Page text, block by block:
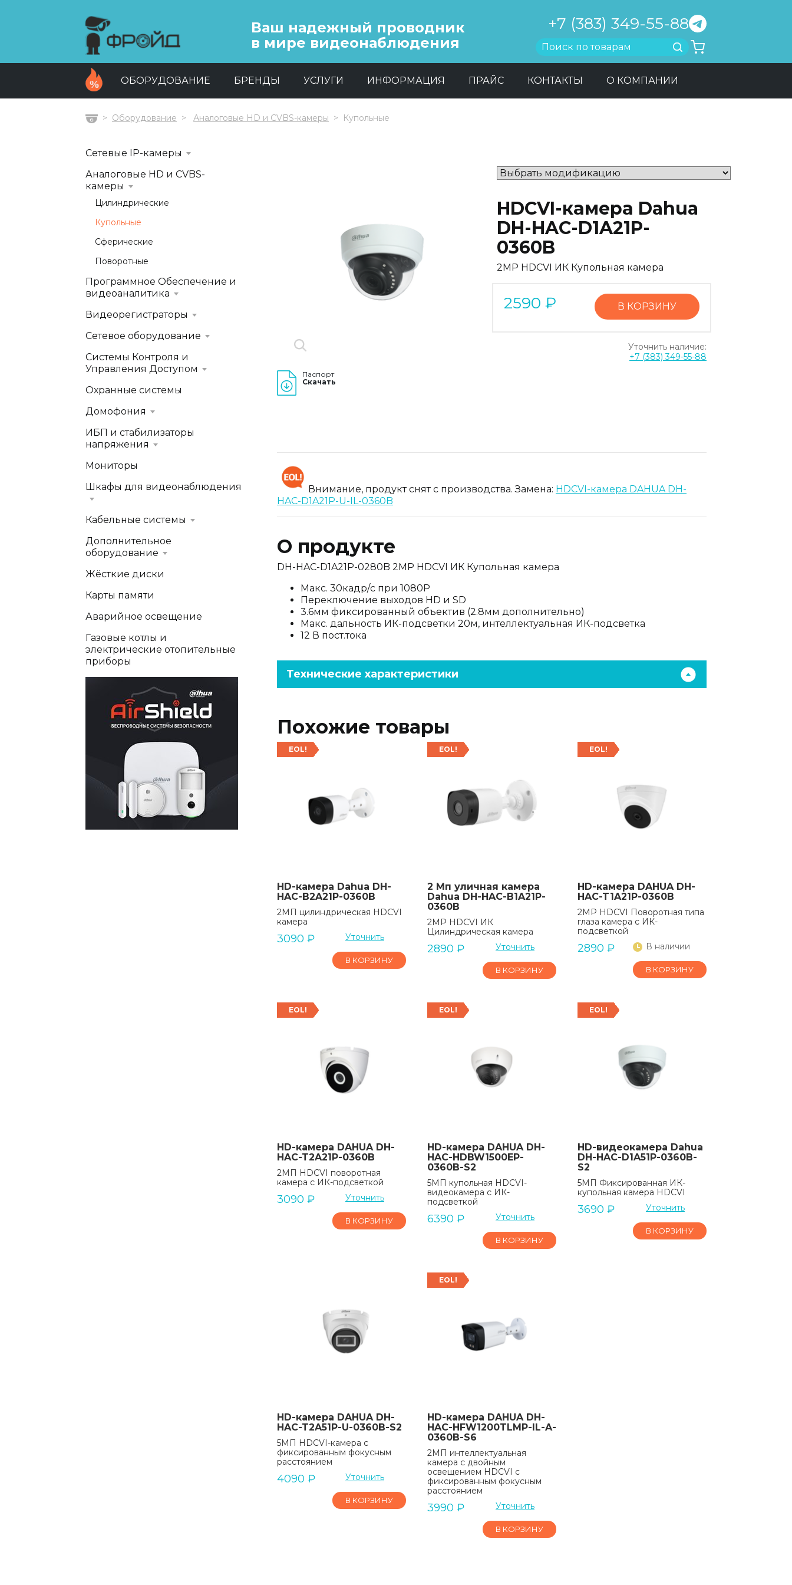
Ваш надежный проводник
в мире видеонаблюдения
+7 (383) 349-55-88
Найти
ОБОРУДОВАНИЕ БРЕНДЫ УСЛУГИ ИНФОРМАЦИЯ ПРАЙС КОНТАКТЫ О КОМПАНИИ
ГлавнаяОборудование Аналоговые HD и CVBS-камеры Купольные
Паспорт
Скачать
HDCVI-камера Dahua
DH-HAC-D1A21P-
0360B
2MP HDCVI ИК Купольная камера
2590 ₽ В КОРЗИНУ
Уточнить наличие:
+7 (383) 349-55-88
Внимание, продукт снят с производства. Замена: HDCVI-камера DAHUA DH-
HAC-D1A21P-U-IL-0360B
О продукте
DH-HAC-D1A21P-0280B 2MP HDCVI ИК Купольная камера
Макс. 30кадр/с при 1080P
Переключение выходов HD и SD
3.6мм фиксированный объектив (2.8мм дополнительно)
Макс. дальность ИК-подсветки 20м, интеллектуальная ИК-подсветка
12 В пост.тока
Технические характеристики
Похожие товары
EOL!
HD-камера Dahua DH-
HAC-B2A21P-0360B
2MП цилиндрическая HDCVI
камера
3090 ₽ Уточнить
В КОРЗИНУ
EOL!
2 Мп уличная камера
Dahua DH-HAC-B1A21P-
0360B
2MP HDCVI ИК
Цилиндрическая камера
2890 ₽ Уточнить
В КОРЗИНУ
EOL!
HD-камера DAHUA DH-
HAC-T1A21P-0360B
2MP HDCVI Поворотная типа
глаза камера с ИК-
подсветкой
2890 ₽ В наличии
В КОРЗИНУ
EOL!
HD-камера DAHUA DH-
HAC-T2A21P-0360B
2MП HDCVI поворотная
камера с ИК-подсветкой
3090 ₽ Уточнить
В КОРЗИНУ
EOL!
HD-камера DAHUA DH-
HAC-HDBW1500EP-
0360B-S2
5МП купольная HDCVI-
видеокамера с ИК-
подсветкой
6390 ₽ Уточнить
В КОРЗИНУ
EOL!
HD-видеокамера Dahua
DH-HAC-D1A51P-0360B-
S2
5МП Фиксированная ИК-
купольная камера HDCVI
3690 ₽ Уточнить
В КОРЗИНУ
HD-камера DAHUA DH-
HAC-T2A51P-U-0360B-S2
5МП HDCVI-камера с
фиксированным фокусным
расстоянием
4090 ₽ Уточнить
В КОРЗИНУ
EOL!
HD-камера DAHUA DH-
HAC-HFW1200TLMP-IL-A-
0360B-S6
2МП интеллектуальная
камера с двойным
освещением HDCVI с
фиксированным фокусным
расстоянием
3990 ₽ Уточнить
В КОРЗИНУ
Сетевые IP-камеры
Аналоговые HD и CVBS-
камеры
Цилиндрические
Купольные
Сферические
Поворотные
Программное Обеспечение и
видеоаналитика
Видеорегистраторы
Сетевое оборудование
Системы Контроля и
Управления Доступом
Охранные системы
Домофония
ИБП и стабилизаторы
напряжения
Мониторы
Шкафы для видеонаблюдения
Кабельные системы
Дополнительное
оборудование
Жёсткие диски
Карты памяти
Аварийное освещение
Газовые котлы и
электрические отопительные
приборы